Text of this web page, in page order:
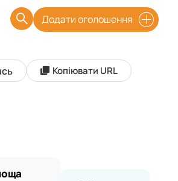
Додати оголошення
Копіювати URL